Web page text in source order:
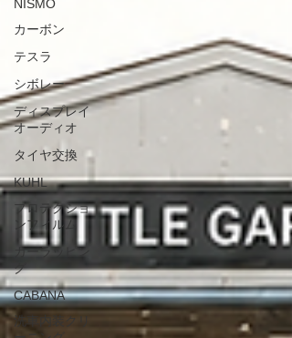
NISMO
カーボン
テスラ
シボレー
ディスプレイ
オーディオ
タイヤ交換
KUHL
プロテクショ
ンフィルム
カーラッピン
グ
CABANA
洗車内装クリ